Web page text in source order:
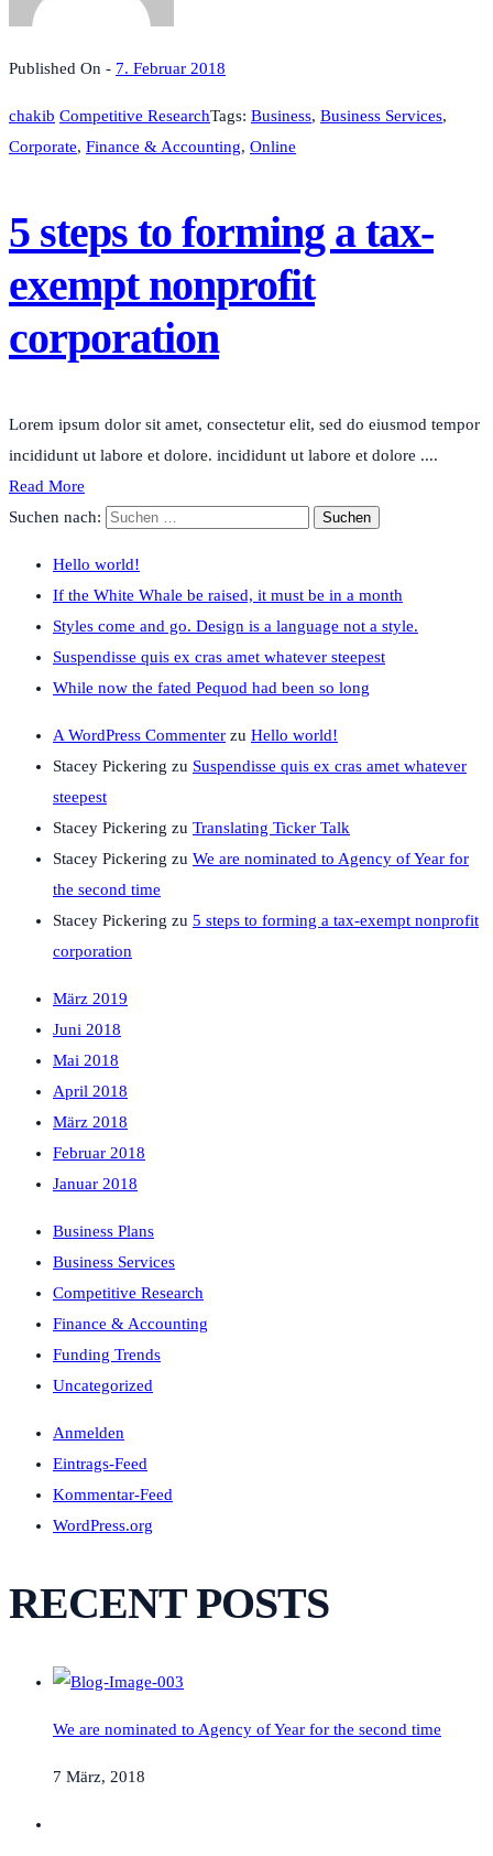
Published On - 7. Februar 2018
chakib Competitive ResearchTags: Business, Business Services,
Corporate, Finance & Accounting, Online
5 steps to forming a tax-
exempt nonprofit
corporation
Lorem ipsum dolor sit amet, consectetur elit, sed do eiusmod tempor
incididunt ut labore et dolore. incididunt ut labore et dolore ....
Read More
Suchen nach:
Hello world!
If the White Whale be raised, it must be in a month
Styles come and go. Design is a language not a style.
Suspendisse quis ex cras amet whatever steepest
While now the fated Pequod had been so long
A WordPress Commenter zu Hello world!
Stacey Pickering zu Suspendisse quis ex cras amet whatever
steepest
Stacey Pickering zu Translating Ticker Talk
Stacey Pickering zu We are nominated to Agency of Year for
the second time
Stacey Pickering zu 5 steps to forming a tax-exempt nonprofit
corporation
März 2019
Juni 2018
Mai 2018
April 2018
März 2018
Februar 2018
Januar 2018
Business Plans
Business Services
Competitive Research
Finance & Accounting
Funding Trends
Uncategorized
Anmelden
Eintrags-Feed
Kommentar-Feed
WordPress.org
RECENT POSTS
We are nominated to Agency of Year for the second time
7 März, 2018